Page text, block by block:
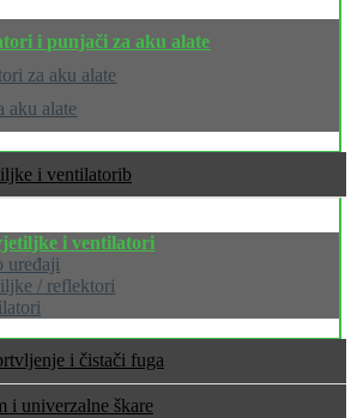
i punjači za aku alate
za aku alate
aku alate
i ventilatori
i ventilatori
uređaji
/ reflektori
i čistači fuga
i univerzalne škare